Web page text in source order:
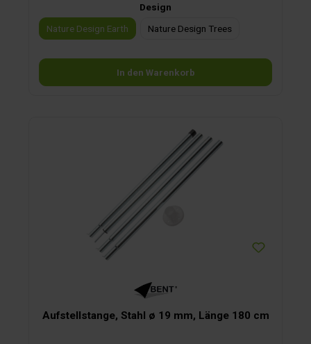
robusten Polyester-Baumwoll-Mischgewebe (TC 65/35) mit
210 g/m², punktet das Material mit sehr hoher UV-Resistenz
und eignet sich besonders für sonnenreiche Regionen sowie
Langzeit-Einsätze. Das WR-ausgerüstete TC-Gewebe besitzt
wasserdicht – ideal, wenn neben Schatten auch Schutz vor
leichtem Regen gefragt ist. Für maximale Variabilität ist das
Zusätzlich ist eine Erweiterung mit weiteren BENT Produkten
möglich, zum Beispiel mit dem verbindbaren Teppich „Zip-
Carpet“. Auch beim Transport überzeugt das TC-Zip Canvas
Single: Ein praktischer, robuster TC-Packsack mit
Schnellverschluss, Schulterbändern und kleinem Packmaß
ermöglicht das komfortable Mitnehmen. Geeignet für
Camping, Caravaning, Strand, Garten, Festivals oder
entspannte Aufenthalte im Freien. Lieferumfang:
Sonnensegel Tragetasche mit Kordelzug Abspannleinen mit
Aluminium-Dreilochspanner (3 Stk. inkl. Beutel) Gestänge-
Tasche und Grundplatte für optionales Gestänge
Design
Nature Design Earth
Nature Design Trees
In den Warenkorb
Aufstellstange, Stahl ø 19 mm, Länge 180 cm